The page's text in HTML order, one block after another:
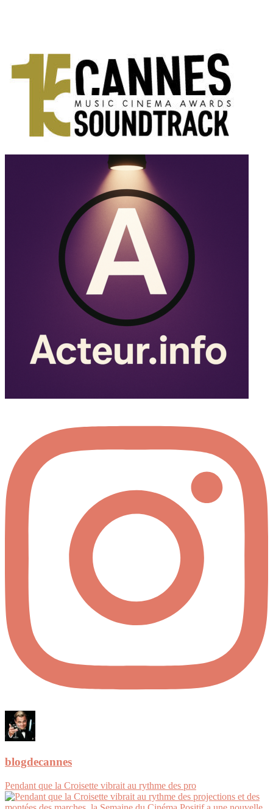
blogdecannes
Pendant que la Croisette vibrait au rythme des pro